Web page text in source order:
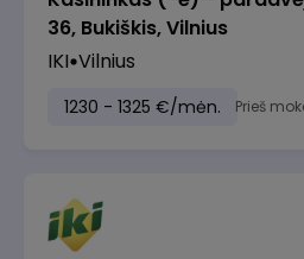
36, Bukiškis, Vilnius
IKI Vilnius
1230 - 1325 €/mėn. Prieš